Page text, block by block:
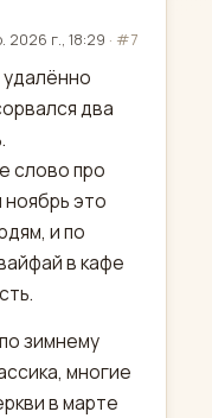
2026 г., 18:29 · #7
два
слово про
это
и по
в кафе
зимнему
многие
в марте